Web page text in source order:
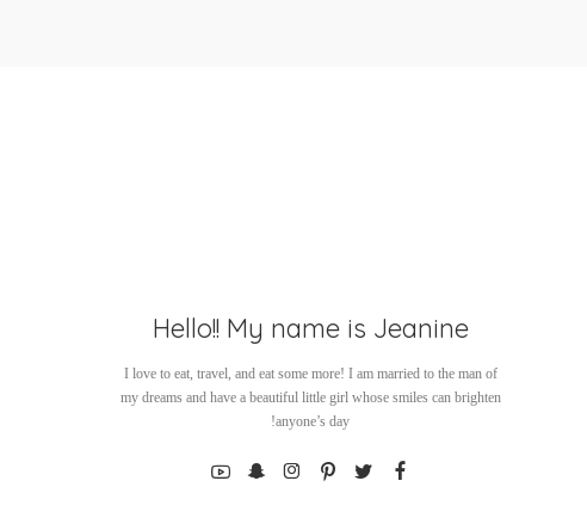
Hello!! My name is Jeanine
I love to eat, travel, and eat some more! I am married to the man of
my dreams and have a beautiful little girl whose smiles can brighten
anyone’s day!